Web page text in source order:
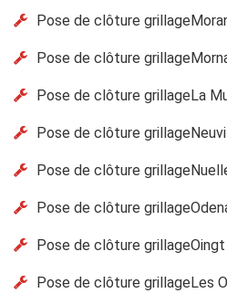
Pose de clôture
Pose de clôture
Pose de clôture grillageLa
Pose de clôture
Pose de clôture
Pose de clôture
Pose de clôture grillageOingt
Pose de clôture grillageLes